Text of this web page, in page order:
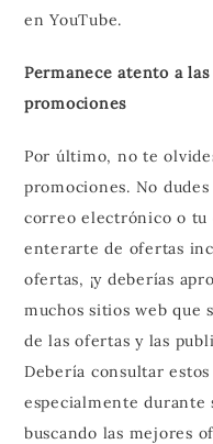
en YouTube.
Permanece atento a
promociones
Por último, no te
promociones. No
correo electrónico o tu
enterarte de ofertas
ofertas, ¡y deberías
muchos sitios web que
de las ofertas y las
Debería consultar
especialmente durante
buscando las mejores